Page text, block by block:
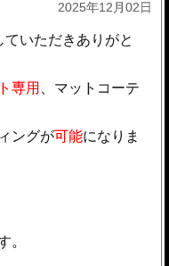
2025年12月02日
いただきありがと
専用 、マットコーテ
ングが可能になりま
。